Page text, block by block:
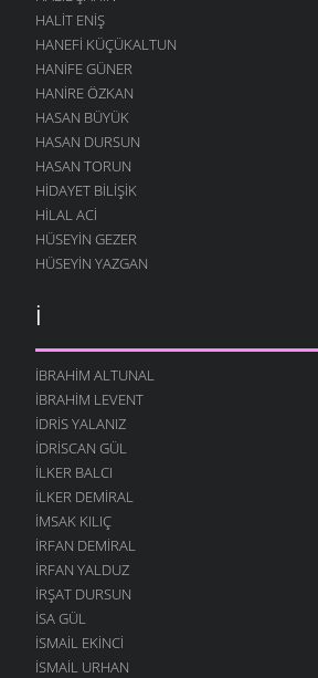
HALIT ENIŞ
HANEFI KÜÇÜKALTUN
HANIFE GÜNER
HANIRE ÖZKAN
HASAN BÜYÜK
HASAN DURSUN
HASAN TORUN
HIDAYET BILIŞIK
HILAL ACI
HÜSEYIN GEZER
HÜSEYIN YAZGAN
İ
İBRAHIM ALTUNAL
İBRAHIM LEVENT
İDRIS YALANIZ
IDRISCAN GÜL
İLKER BALCI
İLKER DEMIRAL
İMSAK KILIÇ
İRFAN DEMIRAL
İRFAN YALDUZ
İRŞAT DURSUN
ISA GÜL
ISMAIL EKINCI
İSMAIL URHAN